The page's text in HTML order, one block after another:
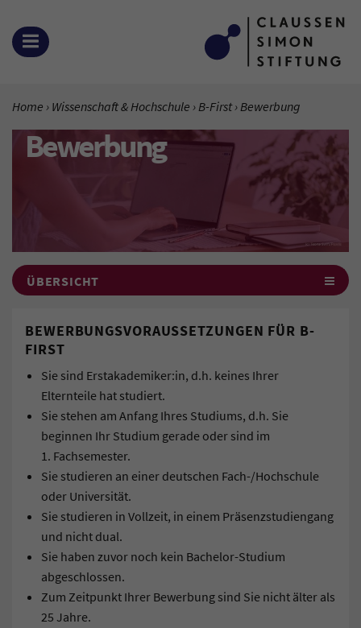
Zum Inhalt springen
MENÜ ÖFFNEN
SIE BEFINDEN SICH HIER:
Home Wissenschaft & Hochschule B-First Aktuelle Seite:
Bewerbung
Bewerbung
ÜBERSICHT
BEWERBUNGSVORAUSSETZUNGEN FÜR B-
FIRST
Sie sind Erstakademiker:in, d.h. keines Ihrer
Elternteile hat studiert.
Sie stehen am Anfang Ihres Studiums, d.h. Sie
beginnen Ihr Studium gerade oder sind im
1. Fachsemester.
Sie studieren an einer deutschen Fach-/Hochschule
oder Universität.
Sie studieren in Vollzeit, in einem Präsenzstudiengang
und nicht dual.
Sie haben zuvor noch kein Bachelor-Studium
abgeschlossen.
Zum Zeitpunkt Ihrer Bewerbung sind Sie nicht älter als
25 Jahre.